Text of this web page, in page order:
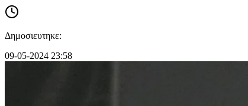
Δημοσιευτηκε:
09-05-2024 23:58